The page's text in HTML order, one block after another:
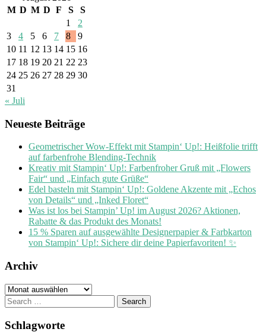
M D M D F S
S
1
2
3
4 5 6 7 8
9
10 11 12 13 14 15 16
17 18 19 20 21 22 23
24 25 26 27 28 29 30
31
« Juli
Neueste Beiträge
Geometrischer Wow-Effekt mit Stampin‘ Up!: Heißfolie trifft
auf farbenfrohe Blending-Technik
Kreativ mit Stampin‘ Up!: Farbenfroher Gruß mit „Flowers
Fair“ und „Einfach gute Grüße“
Edel basteln mit Stampin‘ Up!: Goldene Akzente mit „Echos
von Details“ und „Inked Floret“
Was ist los bei Stampin’ Up! im August 2026? Aktionen,
Rabatte & das Produkt des Monats!
15 % Sparen auf ausgewählte Designerpapier & Farbkarton
von Stampin‘ Up!: Sichere dir deine Papierfavoriten! ✨
Archiv
Archiv
Search
for:
Schlagworte